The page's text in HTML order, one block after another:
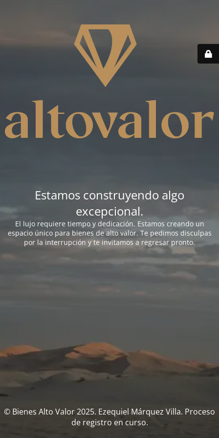
Estamos construyendo algo
excepcional.
El lujo requiere tiempo y dedicación. Estamos creando un
espacio único para bienes de alto valor. Te pedimos disculpas
por la interrupción y te invitamos a regresar pronto.
© Bienes Alto Valor 2025. Ezequiel Márquez Villa. Proceso
de registro en curso.